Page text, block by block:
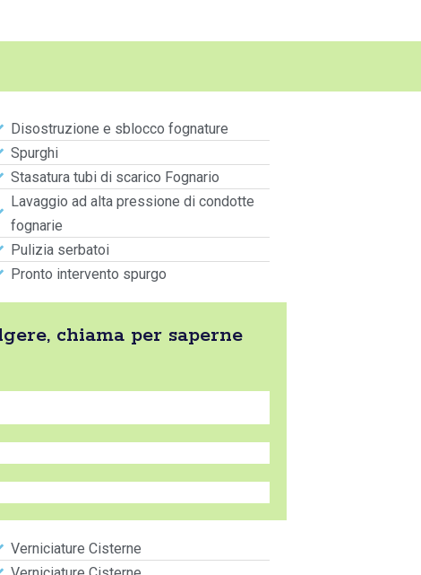
Disostruzione e sblocco fognature
Spurghi
Stasatura tubi di scarico Fognario
Lavaggio ad alta pressione di condotte
fognarie
Pulizia serbatoi
Pronto intervento spurgo
chiama per saperne
Verniciature Cisterne